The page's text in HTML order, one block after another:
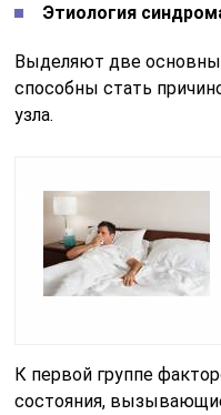
Этиология
Выделяют две
способны стать
узла.
К первой группе
состояния,